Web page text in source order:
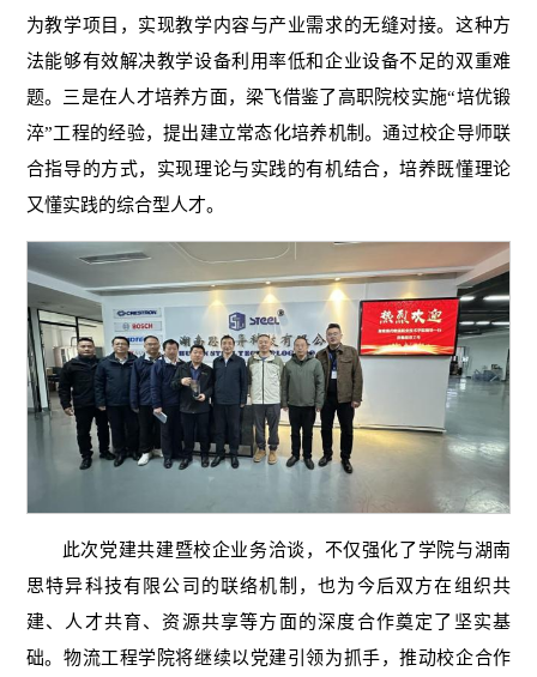
为教学项目，实现教学内容与产业需求的无缝对接。这种方
法能够有效解决教学设备利用率低和企业设备不足的双重难
题。三是在人才培养方面，梁飞借鉴了高职院校实施“培优锻
淬”工程的经验，提出建立常态化培养机制。通过校企导师联
合指导的方式，实现理论与实践的有机结合，培养既懂理论
又懂实践的综合型人才。
此次党建共建暨校企业务洽谈，不仅强化了学院与湖南
思特异科技有限公司的联络机制，也为今后双方在组织共
建、人才共育、资源共享等方面的深度合作奠定了坚实基
础。物流工程学院将继续以党建引领为抓手，推动校企合作